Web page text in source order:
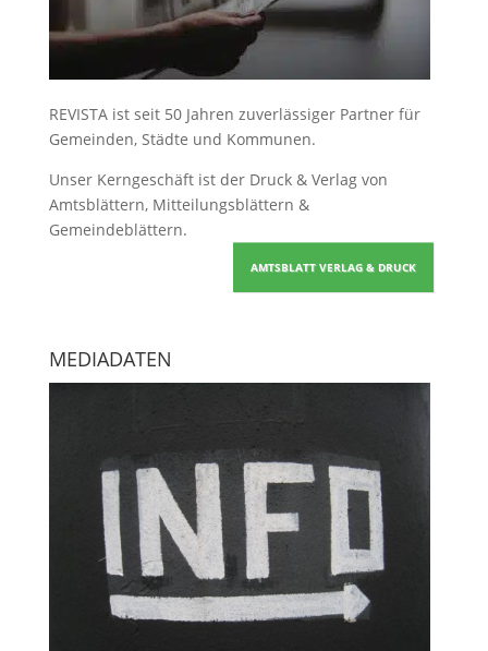
REVISTA ist seit 50 Jahren zuverlässiger Partner für
Gemeinden, Städte und Kommunen.
Unser Kerngeschäft ist der Druck & Verlag von
Amtsblättern, Mitteilungsblättern &
Gemeindeblättern.
AMTSBLATT VERLAG & DRUCK
MEDIADATEN